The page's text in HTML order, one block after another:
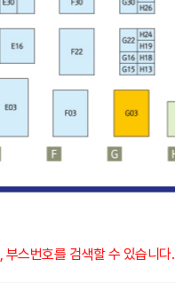
스번호를 검색할 수 있습니다.